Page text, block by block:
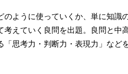
のように使っていくか、単に知識
考えていく良問を出題。良問と中
思考力・判断力・表現力」など